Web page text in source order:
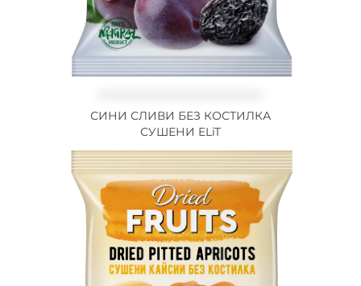
СИНИ СЛИВИ БЕЗ КОСТИЛКА
СУШЕНИ ELiT